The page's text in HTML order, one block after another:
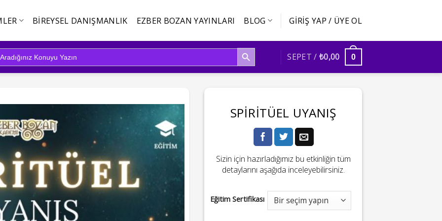
BIREYSEL DANIŞMANLIK EZBER BOZAN YAYINLARI BLOG GIRIŞ YAP / ÜYE OL
SEARCH BUTTON
SEPET / ₺0,00 0
SPIRITÜEL UYANIŞ
Sizin için hazırladığımız bu etkinliğin tüm
detaylarını aşağıda inceleyebilirsiniz.
Eğitim Sertifikası